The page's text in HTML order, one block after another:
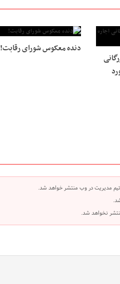
دنده معکوس شورای رقابت!
مدیریت در وب منتشر خواهد شد.
نخواهد شد.